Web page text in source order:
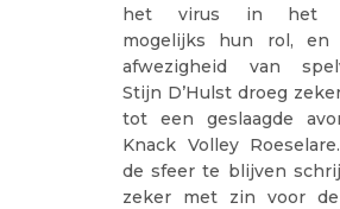
het virus in het
mogelijks hun rol, en
afwezigheid van
Stijn D’Hulst droeg
tot een geslaagde
Knack Volley
de sfeer te blijven
zeker met zin voor